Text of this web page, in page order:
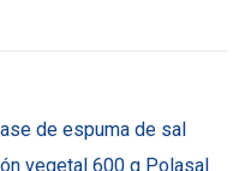
de espuma de sal
vegetal 600 g Polasal